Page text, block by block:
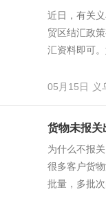
近日，有关
贸区结汇政
汇资料即可
05月15日 义
货物未报关
为什么不报
很多客户货
批量，多批